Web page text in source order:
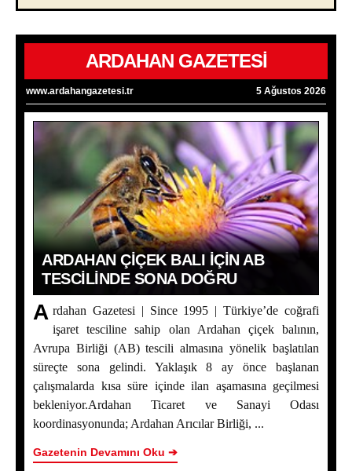
ARDAHAN GAZETESİ
www.ardahangazetesi.tr 5 Ağustos 2026
ARDAHAN ÇIÇEK BALI İÇIN AB
TESCILINDE SONA DOĞRU
A rdahan Gazetesi | Since 1995 | Türkiye’de coğrafi
işaret tesciline sahip olan Ardahan çiçek balının,
Avrupa Birliği (AB) tescili almasına yönelik başlatılan
süreçte sona gelindi. Yaklaşık 8 ay önce başlanan
çalışmalarda kısa süre içinde ilan aşamasına geçilmesi
bekleniyor.Ardahan Ticaret ve Sanayi Odası
koordinasyonunda; Ardahan Arıcılar Birliği, ...
Gazetenin Devamını Oku ➔
Ardahan Çiçek Balı İçin AB Tescilinde Sona Doğru
Yaşar Geler’in 5 Bölümlük Dev Yazı Dizisi Başladı! |
Bölüm 1: Ardahan Akademi Dünyası
Posof’ta 2. Kültür ve Sanat Festivali Coşkusu
Ardahanlı Yazarımız Fakir Yılmaz'ın Ağustos 2026
Yazıları